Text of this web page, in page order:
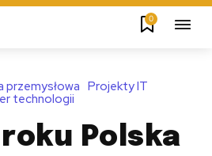
0
przemysłowa Projekty IT
technologii
roku Polska